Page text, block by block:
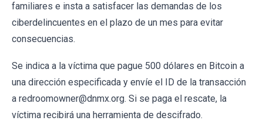
familiares e insta a satisfacer las demandas de los
ciberdelincuentes en el plazo de un mes para evitar
consecuencias.
Se indica a la víctima que pague 500 dólares en Bitcoin a
una dirección especificada y envíe el ID de la transacción
a redroomowner@dnmx.org. Si se paga el rescate, la
víctima recibirá una herramienta de descifrado.